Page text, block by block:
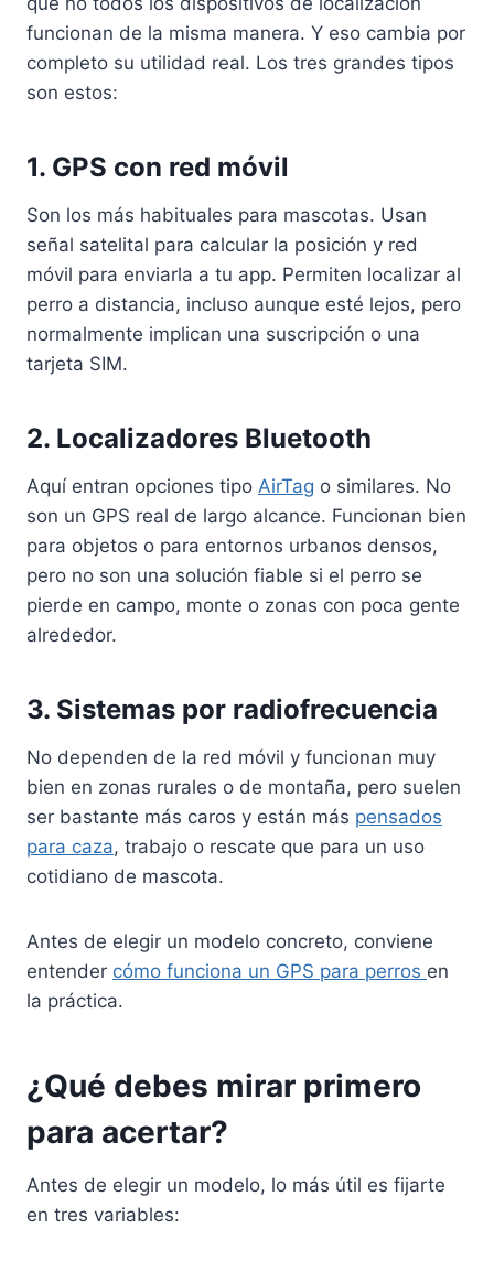
funcionan de la misma manera. Y eso cambia por
completo su utilidad real. Los tres grandes tipos
son estos:
1. GPS con red móvil
Son los más habituales para mascotas. Usan
señal satelital para calcular la posición y red
móvil para enviarla a tu app. Permiten localizar al
perro a distancia, incluso aunque esté lejos, pero
normalmente implican una suscripción o una
tarjeta SIM.
2. Localizadores Bluetooth
Aquí entran opciones tipo AirTag o similares. No
son un GPS real de largo alcance. Funcionan bien
para objetos o para entornos urbanos densos,
pero no son una solución fiable si el perro se
pierde en campo, monte o zonas con poca gente
alrededor.
3. Sistemas por radiofrecuencia
No dependen de la red móvil y funcionan muy
bien en zonas rurales o de montaña, pero suelen
ser bastante más caros y están más pensados
para caza, trabajo o rescate que para un uso
cotidiano de mascota.
Antes de elegir un modelo concreto, conviene
entender cómo funciona un GPS para perros en
la práctica.
¿Qué debes mirar primero
para acertar?
Antes de elegir un modelo, lo más útil es fijarte
en tres variables: